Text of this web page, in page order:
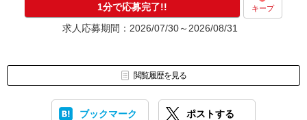
1分で応募完了!! キープ
求人応募期間：2026/07/30～2026/08/31
閲覧履歴を見る
ブックマーク ポストする